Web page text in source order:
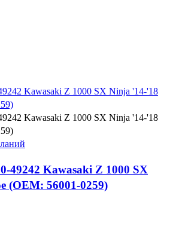
49242 Kawasaki Z 1000 SX
(OEM: 56001-0259)